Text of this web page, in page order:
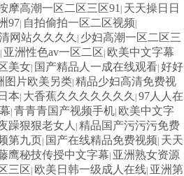
摩高潮一区二区三区91 | 天天操日日
97| 自拍偷拍一区二区视频|
网站久久久久 | 少妇高潮一区二区三
| 亚洲性色av一区二区| 欧美中文字幕
美女| 国产精品人一成在线观看| 好好
图片欧美另类| 精品少妇高清免费视
本| 大香蕉久久久久久久久 | 97人人在
| 青青青国产视频手机| 欧美中文字
躁狠狠老女人 | 精品国产污污污免费
第九页| 国产在线精品免费视频| 天天
鹰秘技传授中文字幕| 亚洲熟女资源
三区| 欧美日韩一级成人在线| 亚洲第